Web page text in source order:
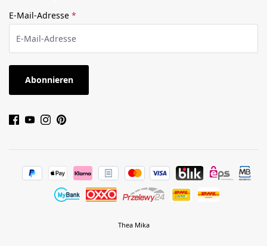
E-Mail-Adresse *
Abonnieren
Thea Mika